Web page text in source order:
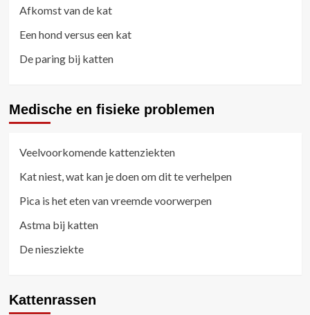
Afkomst van de kat
Een hond versus een kat
De paring bij katten
Medische en fisieke problemen
Veelvoorkomende kattenziekten
Kat niest, wat kan je doen om dit te verhelpen
Pica is het eten van vreemde voorwerpen
Astma bij katten
De niesziekte
Kattenrassen